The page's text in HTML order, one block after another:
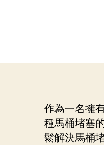
作為一名擁
種馬桶堵塞
鬆解決馬桶